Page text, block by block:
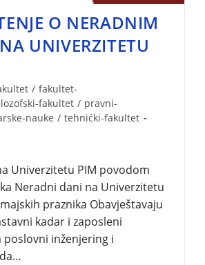
O NERADNIM
UNIVERZITETU
/ fakultet-
fakultet / pravni-
nauke / tehnički-fakultet
Univerzitetu PIM povodom
Neradni dani na Univerzitetu
praznika Obavještavaju
kadar i zaposleni
poslovni inženjering i